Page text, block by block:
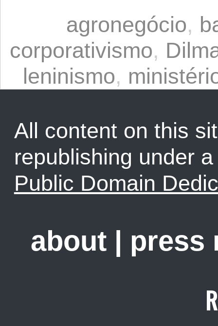
agronegócio,
corporativismo,
leninismo,
All content on this
republishing under
Public Domain
about press